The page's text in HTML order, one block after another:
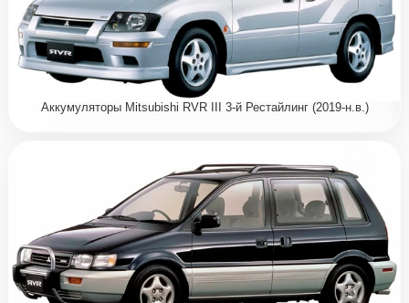
Аккумуляторы Mitsubishi RVR III 3-й Рестайлинг (2019-н.в.)